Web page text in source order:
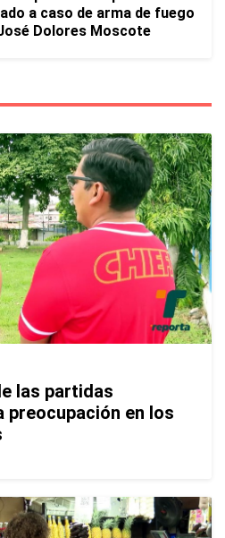
a caso de arma de fuego
Dolores Moscote
las partidas
preocupación en los